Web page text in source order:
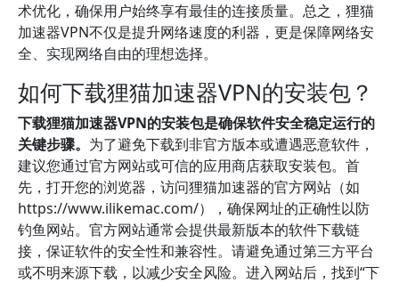
术优化，确保用户始终享有最佳的连接质量。总之，狸猫
加速器VPN不仅是提升网络速度的利器，更是保障网络安
全、实现网络自由的理想选择。
如何下载狸猫加速器VPN的安装包？
下载狸猫加速器VPN的安装包是确保软件安全稳定运行的
关键步骤。 为了避免下载到非官方版本或遭遇恶意软件，
建议您通过官方网站或可信的应用商店获取安装包。首
先，打开您的浏览器，访问狸猫加速器的官方网站（如
https://www.ilikemac.com/），确保网址的正确性以防
钓鱼网站。官方网站通常会提供最新版本的软件下载链
接，保证软件的安全性和兼容性。请避免通过第三方平台
或不明来源下载，以减少安全风险。进入网站后，找到“下